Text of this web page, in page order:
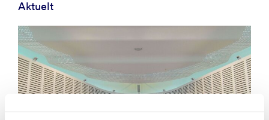
Aktuelt